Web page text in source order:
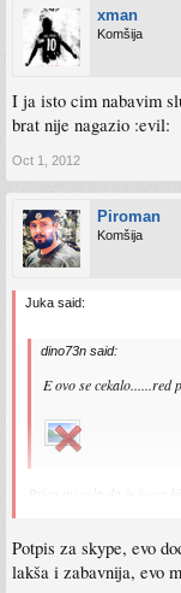
xman
Komšija
I ja isto cim nabavim
brat nije nagazio :evil:
Oct 1, 2012
Piroman
Komšija
Juka said:
dino73n said:
E ovo se cekalo......red
pricalica i igra za 60%
neprocjenjivo!!!
Potpis za skype, evo
lakša i zabavnija, evo